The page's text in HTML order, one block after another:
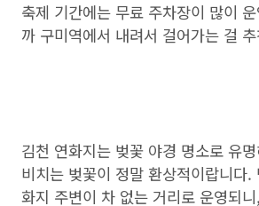
축제 기간에는 무료 주차장이 많이
까 구미역에서 내려서 걸어가는 걸
김천 연화지는 벚꽃 야경 명소로 유
비치는 벚꽃이 정말 환상적이랍니다.
화지 주변이 차 없는 거리로 운영되